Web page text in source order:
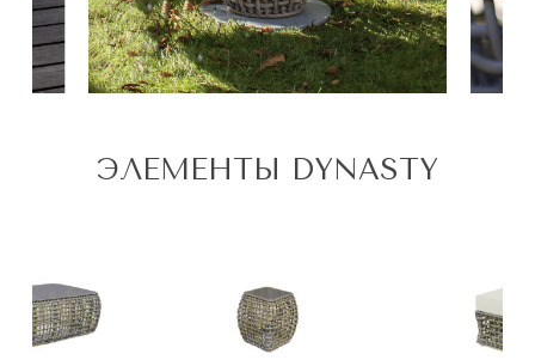
ЭЛЕМЕНТЫ DYNASTY